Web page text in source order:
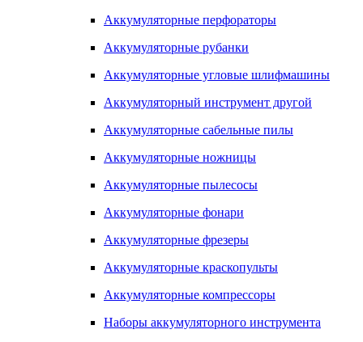
Аккумуляторные перфораторы
Аккумуляторные рубанки
Аккумуляторные угловые шлифмашины
Аккумуляторный инструмент другой
Аккумуляторные сабельные пилы
Аккумуляторные ножницы
Аккумуляторные пылесосы
Аккумуляторные фонари
Аккумуляторные фрезеры
Аккумуляторные краскопульты
Аккумуляторные компрессоры
Наборы аккумуляторного инструмента